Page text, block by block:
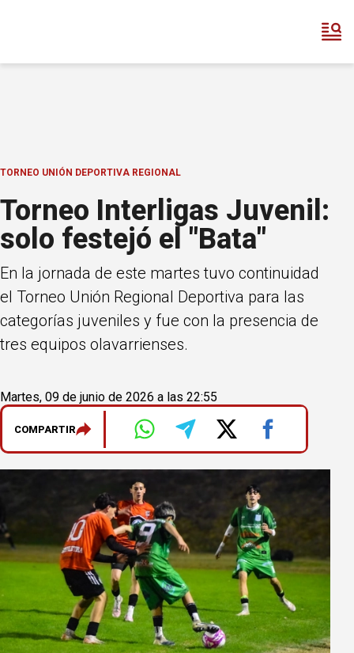
TORNEO UNIÓN DEPORTIVA REGIONAL
Torneo Interligas Juvenil:
solo festejó el "Bata"
En la jornada de este martes tuvo continuidad
el Torneo Unión Regional Deportiva para las
categorías juveniles y fue con la presencia de
tres equipos olavarrienses.
Martes, 09 de junio de 2026 a las 22:55
COMPARTIR